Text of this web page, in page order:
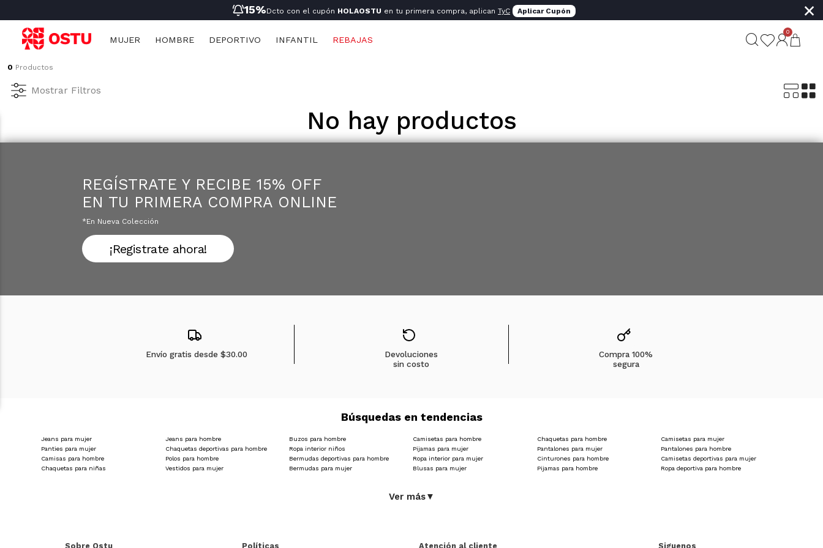
15%Dcto con el cupón HOLAOSTU en tu primera compra, aplican TyC Aplicar Cupón ×
MUJER
Nueva Coleccion
Pijamas
HOMBRE
Nueva Coleccion
Pijamas
DEPORTIVO
Hombre
INFANTIL
Niños
REBAJAS
Hombre
Infantil
0
0 Productos
Mostrar Filtros
No hay productos
REGÍSTRATE Y RECIBE 15% OFF
EN TU PRIMERA COMPRA ONLINE
*en Nueva Colección
¡Registrate ahora!
Envío gratis desde$30.00
Devoluciones
sin costo
Compra 100%
segura
Búsquedas en tendencias
Jeans para mujer Jeans para hombre Buzos para hombre Camisetas para hombre Chaquetas para hombre
Camisetas para mujer
Panties para mujer
Chaquetas deportivas para hombre Ropa interior niños Pijamas para mujer Pantalones para mujer
Pantalones para hombre
Camisas para hombre
Polos para hombre Bermudas deportivas para hombre Ropa interior para mujer Cinturones para hombre
Camisetas deportivas para mujer
Chaquetas para niñas
Vestidos para mujer Bermudas para mujer Blusas para mujer Pijamas para hombre Ropa deportiva para hombre
Ver más▼
Sobre Ostu Políticas Atención al cliente Siguenos